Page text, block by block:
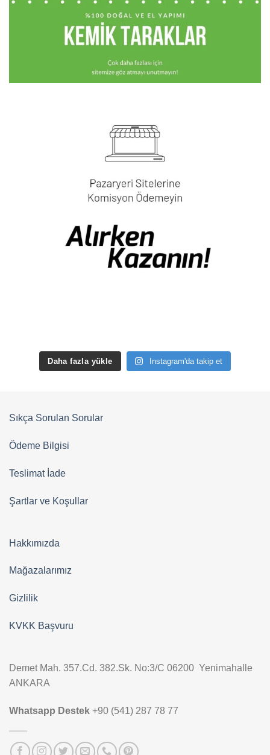
Daha fazla yükle Instagram'da takip et
Sıkça Sorulan Sorular
Ödeme Bilgisi
Teslimat İade
Şartlar ve Koşullar
Hakkımızda
Mağazalarımız
Gizlilik
KVKK Başvuru
Demet Mah. 357.Cd. 382.Sk. No:3/C 06200 Yenimahalle
ANKARA
Whatsapp Destek +90 (541) 287 78 77